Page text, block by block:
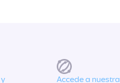
Accede a nuestra